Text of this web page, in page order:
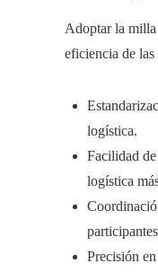
Adoptar la
eficiencia de
logística.
Facilidad
logística
Precisión